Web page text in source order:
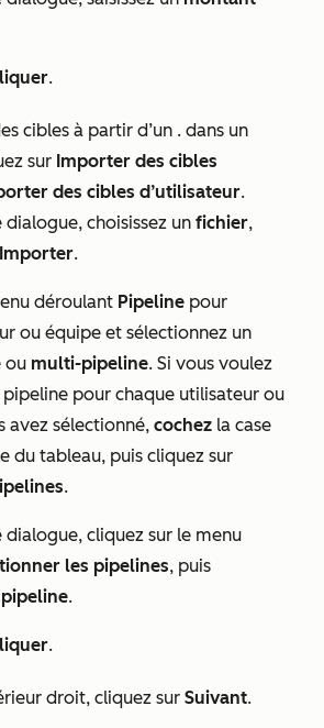
.
cibles à partir d’un . dans un
sur Importer des cibles
des cibles d’utilisateur.
dialogue, choisissez un fichier,
Importer.
déroulant Pipeline pour
ou équipe et sélectionnez un
ou multi-pipeline. Si vous voulez
pour chaque utilisateur ou
avez sélectionné, cochez la case
du tableau, puis cliquez sur
.
dialogue, cliquez sur le menu
les pipelines, puis
pipeline.
.
droit, cliquez sur Suivant.